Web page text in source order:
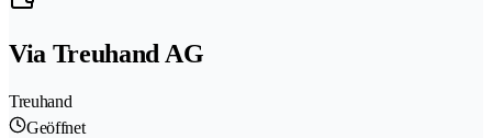
Via Treuhand AG
Treuhand
Geöffnet